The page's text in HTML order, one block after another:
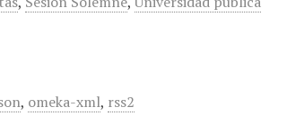
, omeka-xml, rss2